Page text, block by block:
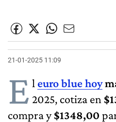
21-01-2025 11:09
E l euro blu​e hoy
2025, cotiza en
compra y$1348,00